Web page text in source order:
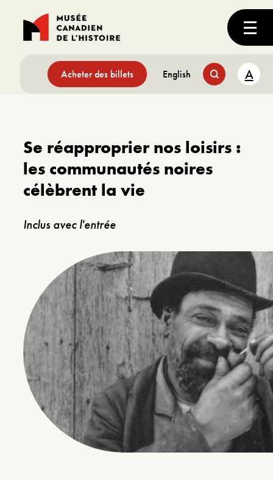
Acheter des billets English A
Se réapproprier nos loisirs :
les communautés noires
célèbrent la vie
Inclus avec l'entrée